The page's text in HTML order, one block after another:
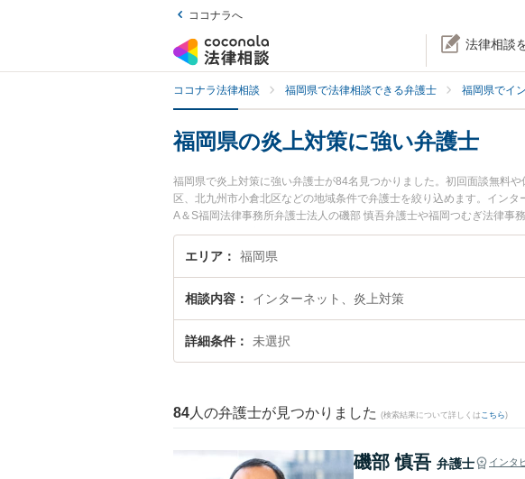
ココナラへ
法律相談
ココナラ法律相談 福岡県で法律相談できる弁護士 福岡県でイ
福岡県の炎上対策に強い弁護士
福岡県で炎上対策に強い弁護士が84名見つかりました。初回面談無料
区、北九州市小倉北区などの地域条件で弁護士を絞り込めます。イン
A＆S福岡法律事務所弁護士法人の磯部 慎吾弁護士や福岡つむぎ法律
用、強みなどが注目されています。『福岡県で土日や夜間に発生した
検索したい』『初回相談無料で炎上対策を法律相談できる福岡県内の
エリア 福岡県
相談内容 インターネット、炎上対策
詳細条件 未選択
84 人の弁護士が見つかりました (検索結果について詳しくは こちら)
磯部 慎吾 弁護士 インタ